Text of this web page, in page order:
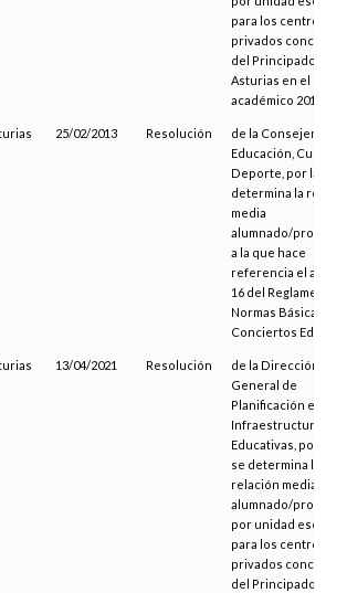
para los centros
privados
del Principado de
Asturias en el curso
académico 2019/
25/02/2013 Resolución
de la Consejería de
Educación, Cultura
Deporte, por la que
determina la
media
alumnado/
a la que hace
referencia el
16 del Reglamento
Normas Básicas
Conciertos
13/04/2021 Resolución
de la Dirección
General de
Planificación e
Infraestructuras
Educativas, por la
se determina la
relación media
alumnado/
por unidad escolar
para los centros
privados
del Principado de